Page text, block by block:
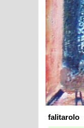
falitarolo